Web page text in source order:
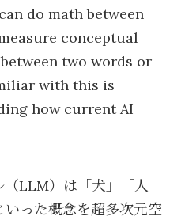
do math between
conceptual
two words or
with this is
how current AI
LLM）は「犬」「人
った概念を超多次元空